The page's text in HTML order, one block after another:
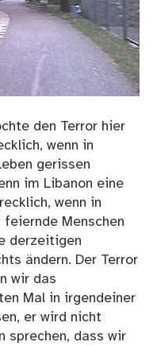
den Terror hier
wenn in
gerissen
im Libanon eine
wenn in
Menschen
derzeitigen
ändern. Der Terror
wir das
Mal in irgendeiner
er wird nicht
sprechen, dass wir